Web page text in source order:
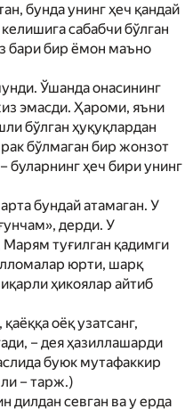
бунда унинг ҳеч қандай
сабабчи бўлган
бари бир ёмон маъно
Ўшан­­да онасининг
эмасди. Ҳароми, яъни
бўлган ҳуқуқлардан
бўлмаган бир жонзот
буларнинг ҳеч бири унинг
бундай атамаган. У
дерди. У
Мар­ям туғилган қадимги
юрти, шарқ
ҳикоялар айтиб
оёқ узатсанг,
– дея ҳазиллашарди
буюк мутафаккир
– тарж.)
дилдан севган ва у ерда